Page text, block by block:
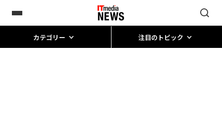
カテゴリー 注目のトピック